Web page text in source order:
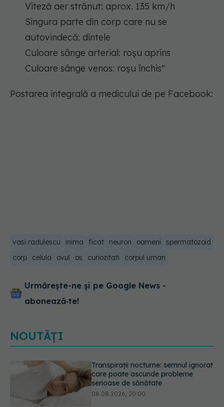
Viteză aer strănut: aprox. 135 km/h
Singura parte din corp care nu se
autovindecă: dintele
Culoare sânge arterial: roșu aprins
Culoare sânge venos: roșu închis"
Postarea integrală a medicului de pe Facebook:
vasi radulescu inima ficat neuron oameni
spermatozoid
corp
celula ovul os curiozitati corpul uman
Urmărește-ne și pe Google News -
abonează‑te!
NOUTĂȚI
Ce poți mânca și ce trebuie să eviți
dacă ai gastrită: exemplu de meniu